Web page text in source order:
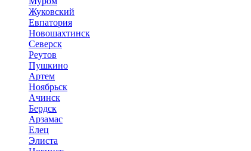
Жуковский
Евпатория
Новошахтинск
Северск
Реутов
Пушкино
Артем
Ноябрьск
Ачинск
Бердск
Арзамас
Елец
Элиста